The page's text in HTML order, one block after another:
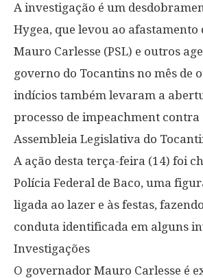
A investigação é um
Hygea, que levou ao
Mauro Carlesse (PSL) e outros
governo do Tocantins no mês de
indícios também levaram a
processo de impeachment
Assembleia Legislativa do
A ação desta terça-feira (14) foi
Polícia Federal de Baco, uma
ligada ao lazer e às festas,
conduta identificada em alguns
Investigações
O governador Mauro Carlesse é